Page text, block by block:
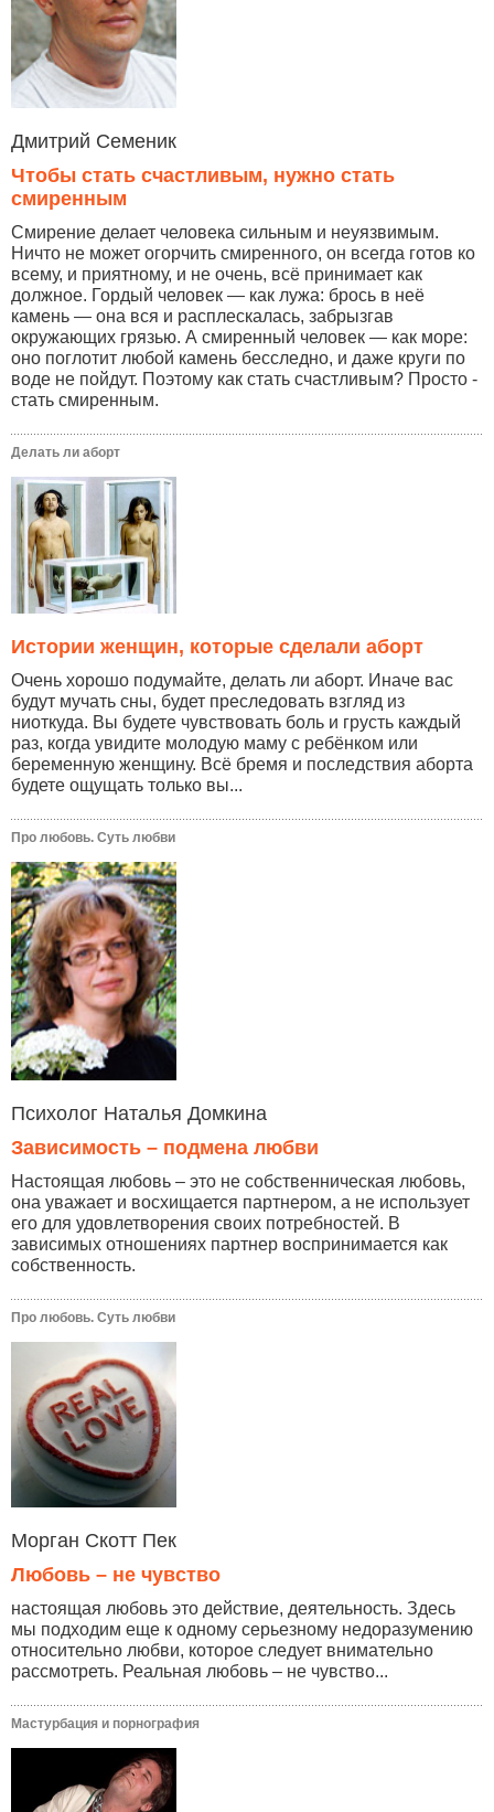
Дмитрий Семеник
Чтобы стать счастливым, нужно стать
смиренным
Смирение делает человека сильным и неуязвимым.
Ничто не может огорчить смиренного, он всегда готов ко
всему, и приятному, и не очень, всё принимает как
должное. Гордый человек — как лужа: брось в неё
камень — она вся и расплескалась, забрызгав
окружающих грязью. А смиренный человек — как море:
оно поглотит любой камень бесследно, и даже круги по
воде не пойдут. Поэтому как стать счастливым? Просто -
стать смиренным.
Делать ли аборт
Истории женщин, которые сделали аборт
Очень хорошо подумайте, делать ли аборт. Иначе вас
будут мучать сны, будет преследовать взгляд из
ниоткуда. Вы будете чувствовать боль и грусть каждый
раз, когда увидите молодую маму с ребёнком или
беременную женщину. Всё бремя и последствия аборта
будете ощущать только вы...
Про любовь. Суть любви
Психолог Наталья Домкина
Зависимость – подмена любви
Настоящая любовь – это не собственническая любовь,
она уважает и восхищается партнером, а не использует
его для удовлетворения своих потребностей. В
зависимых отношениях партнер воспринимается как
собственность.
Про любовь. Суть любви
Морган Скотт Пек
Любовь – не чувство
настоящая любовь это действие, деятельность. Здесь
мы подходим еще к одному серьезному недоразумению
относительно любви, которое следует внимательно
рассмотреть. Реальная любовь – не чувство...
Мастурбация и порнография